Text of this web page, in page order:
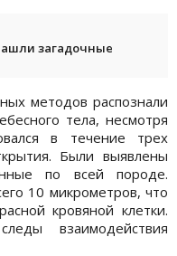
загадочные
методов распознали
тела, несмотря
в течение трех
Были выявлены
по всей породе.
10 микрометров, что
кровяной клетки.
взаимодействия